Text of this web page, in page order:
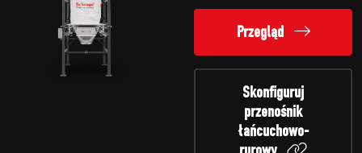
Przegląd
Skonfiguruj
przenośnik
łańcuchowo-